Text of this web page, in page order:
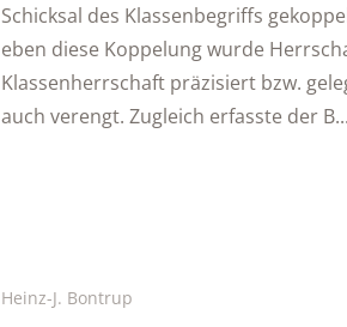
Schicksal des Klassenbegriffs
eben diese Koppelung wurde
Klassenherrschaft präzisiert bzw.
auch verengt. Zugleich erfasste der B...
Heinz-J. Bontrup